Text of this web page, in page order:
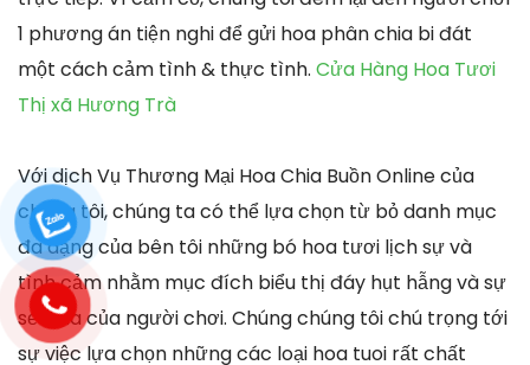
1 phương án tiện nghi để gửi hoa phân chia bi đát
một cách cảm tình & thực tình. Cửa Hàng Hoa Tươi
Thị xã Hương Trà
Với dịch Vụ Thương Mại Hoa Chia Buồn Online của
chúng tôi, chúng ta có thể lựa chọn từ bỏ danh mục
đa dạng của bên tôi những bó hoa tươi lịch sự và
tình cảm nhằm mục đích biểu thị đáy hụt hẫng và sự
sẻ chia của người chơi. Chúng chúng tôi chú trọng tới
sự việc lựa chọn những các loại hoa tuoi rất chất